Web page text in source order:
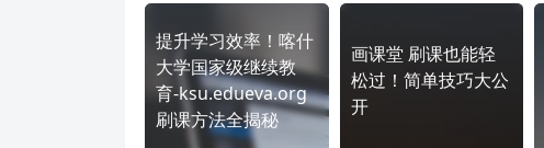
提升学习效率！喀什
大学国家级继续教
育-ksu.edueva.org
刷课方法全揭秘
画课堂 刷课也能轻
松过！简单技巧大公
开